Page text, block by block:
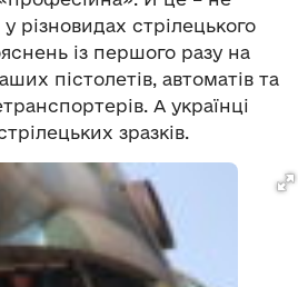
різновидах стрілецького
із першого разу на
пістолетів, автоматів та
А українці
зразків.